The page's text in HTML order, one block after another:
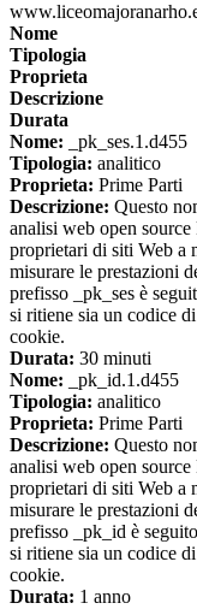
Nome
Tipologia
Proprieta
Descrizione
Durata
Nome: _pk_ses.1.d455
Tipologia: analitico
Proprieta: Prime Parti
Descrizione: Questo
analisi web open
proprietari di siti Web a
misurare le prestazioni
prefisso _pk_ses è
si ritiene sia un codice
cookie.
Durata: 30 minuti
Nome: _pk_id.1.d455
Tipologia: analitico
Proprieta: Prime Parti
Descrizione: Questo
analisi web open
proprietari di siti Web a
misurare le prestazioni
prefisso _pk_id è
si ritiene sia un codice
cookie.
Durata: 1 anno